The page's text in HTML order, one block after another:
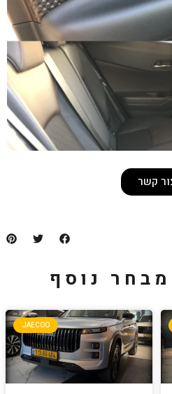
JAECOO